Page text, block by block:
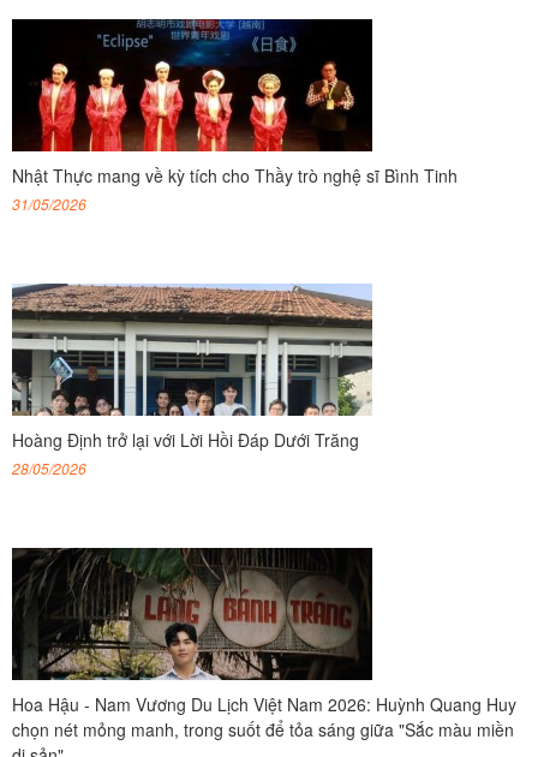
Nhật Thực mang về kỳ tích cho Thầy trò nghệ sĩ Bình Tinh
31/05/2026
Hoàng Định trở lại với Lời Hồi Đáp Dưới Trăng
28/05/2026
Hoa Hậu - Nam Vương Du Lịch Việt Nam 2026: Huỳnh Quang Huy
chọn nét mỏng manh, trong suốt để tỏa sáng giữa "Sắc màu miền